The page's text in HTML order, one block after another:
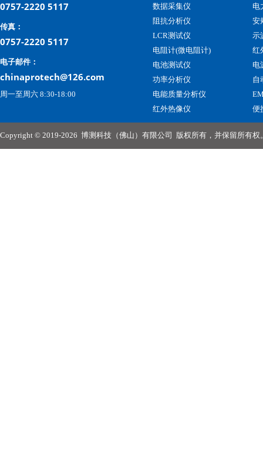
0757-2220 5117
传真：
0757-2220 5117
电子邮件：
chinaprotech@126.com
周一至周六 8:30-18:00
数据采集仪
阻抗分析仪
LCR测试仪
电阻计(微电阻计)
电池测试仪
功率分析仪
电能质量分析仪
红外热像仪
电
安
示
红
电
自
便
Copyright © 2019-2026 博测科技（佛山）有限公司 版权所有，并保留所有